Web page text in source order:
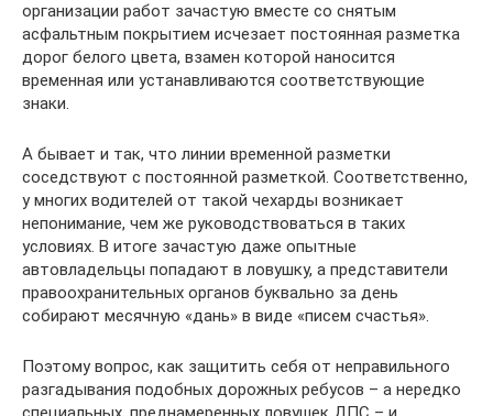
организации работ зачастую вместе со снятым
асфальтным покрытием исчезает постоянная разметка
дорог белого цвета, взамен которой наносится
временная или устанавливаются соответствующие
знаки.
А бывает и так, что линии временной разметки
соседствуют с постоянной разметкой. Соответственно,
у многих водителей от такой чехарды возникает
непонимание, чем же руководствоваться в таких
условиях. В итоге зачастую даже опытные
автовладельцы попадают в ловушку, а представители
правоохранительных органов буквально за день
собирают месячную «дань» в виде «писем счастья».
Поэтому вопрос, как защитить себя от неправильного
разгадывания подобных дорожных ребусов – а нередко